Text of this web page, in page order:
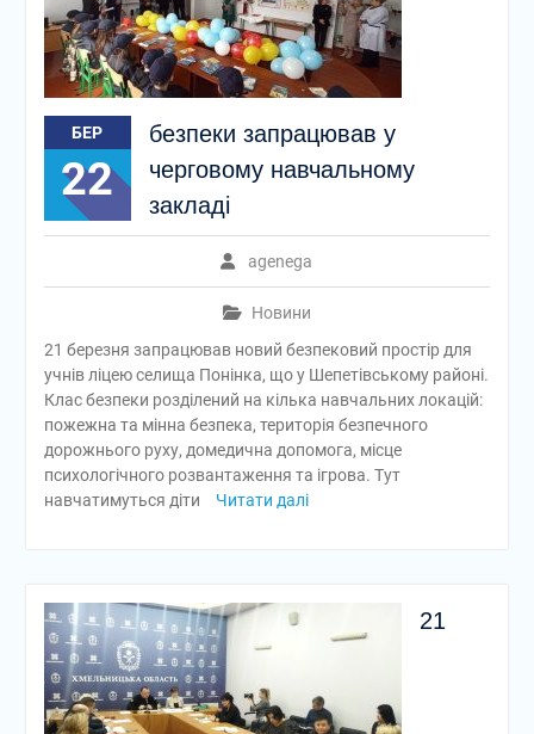
БЕР
22
безпеки запрацював у
черговому навчальному
закладі
agenega
Новини
21 березня запрацював новий безпековий простір для
учнів ліцею селища Понінка, що у Шепетівському районі.
Клас безпеки розділений на кілька навчальних локацій:
пожежна та мінна безпека, територія безпечного
дорожнього руху, домедична допомога, місце
психологічного розвантаження та ігрова. Тут
навчатимуться діти
Читати далі
21